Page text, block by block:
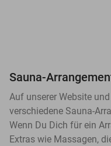
Sauna-
Auf unserer Website
verschiedene Sauna-
Wenn Du Dich für ein
Extras wie Massagen,